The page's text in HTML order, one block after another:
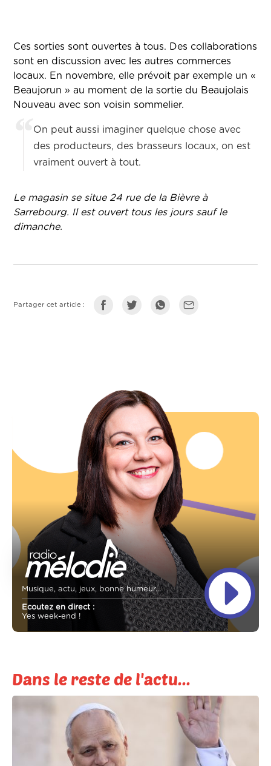
Ces sorties sont ouvertes à tous. Des collaborations
sont en discussion avec les autres commerces
locaux. En novembre, elle prévoit par exemple un «
Beaujorun » au moment de la sortie du Beaujolais
Nouveau avec son voisin sommelier.
On peut aussi imaginer quelque chose avec
des producteurs, des brasseurs locaux, on est
vraiment ouvert à tout.
Le magasin se situe 24 rue de la Bièvre à
Sarrebourg. Il est ouvert tous les jours sauf le
dimanche.
Partager cet article :
Musique, actu, jeux, bonne humeur...
Ecoutez en direct :
Yes week-end !
Dans le reste de l'actu...